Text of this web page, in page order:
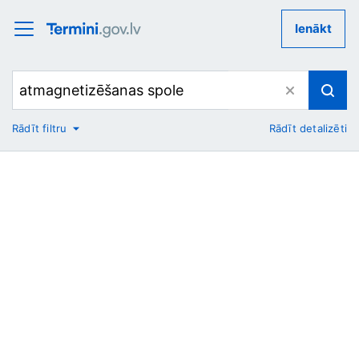
Ienākt
No
Rādīt filtru Rādīt detalizēti